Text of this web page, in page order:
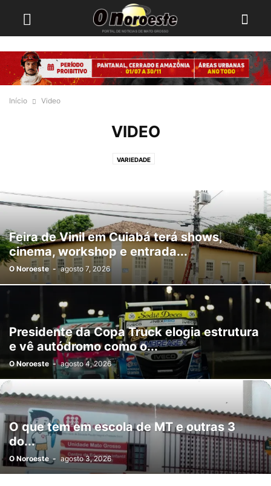
Início Video
VIDEO
VARIEDADE
Feira de Vinil em Cuiabá terá shows,
cinema, workshop e entrada...
O Noroeste - agosto 7, 2026
Presidente da Copa Truck elogia estrutura
e vê autódromo como o...
O Noroeste - agosto 4, 2026
O que tem em escola de MT e outras 3
do...
O Noroeste - agosto 3, 2026